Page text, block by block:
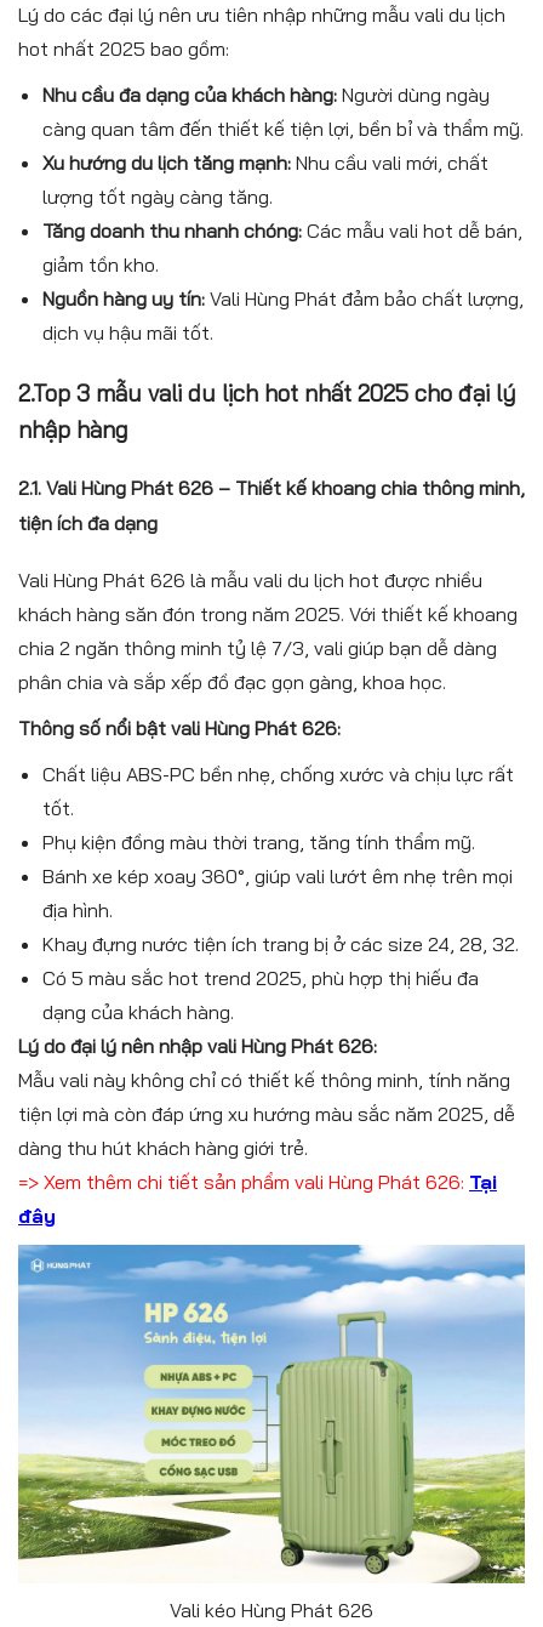
Lý do các đại lý nên ưu tiên nhập những mẫu vali du lịch
hot nhất 2025 bao gồm:
Nhu cầu đa dạng của khách hàng: Người dùng ngày
càng quan tâm đến thiết kế tiện lợi, bền bỉ và thẩm mỹ.
Xu hướng du lịch tăng mạnh: Nhu cầu vali mới, chất
lượng tốt ngày càng tăng.
Tăng doanh thu nhanh chóng: Các mẫu vali hot dễ bán,
giảm tồn kho.
Nguồn hàng uy tín: Vali Hùng Phát đảm bảo chất lượng,
dịch vụ hậu mãi tốt.
2.Top 3 mẫu vali du lịch hot nhất 2025 cho đại lý
nhập hàng
2.1. Vali Hùng Phát 626 – Thiết kế khoang chia thông minh,
tiện ích đa dạng
Vali Hùng Phát 626 là mẫu vali du lịch hot được nhiều
khách hàng săn đón trong năm 2025. Với thiết kế khoang
chia 2 ngăn thông minh tỷ lệ 7/3, vali giúp bạn dễ dàng
phân chia và sắp xếp đồ đạc gọn gàng, khoa học.
Thông số nổi bật vali Hùng Phát 626:
Chất liệu ABS-PC bền nhẹ, chống xước và chịu lực rất
tốt.
Phụ kiện đồng màu thời trang, tăng tính thẩm mỹ.
Bánh xe kép xoay 360°, giúp vali lướt êm nhẹ trên mọi
địa hình.
Khay đựng nước tiện ích trang bị ở các size 24, 28, 32.
Có 5 màu sắc hot trend 2025, phù hợp thị hiếu đa
dạng của khách hàng.
Lý do đại lý nên nhập vali Hùng Phát 626:
Mẫu vali này không chỉ có thiết kế thông minh, tính năng
tiện lợi mà còn đáp ứng xu hướng màu sắc năm 2025, dễ
dàng thu hút khách hàng giới trẻ.
=> Xem thêm chi tiết sản phẩm vali Hùng Phát 626: Tại
đây
Vali kéo Hùng Phát 626